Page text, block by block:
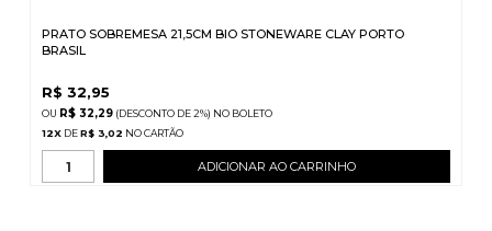
PRATO SOBREMESA 21,5CM BIO STONEWARE CLAY PORTO
BRASIL
R$ 32,95
R$ 32,29 (DESCONTO DE2%) NO BOLETO
12X DER$ 3,02
ADICIONAR AO CARRINHO